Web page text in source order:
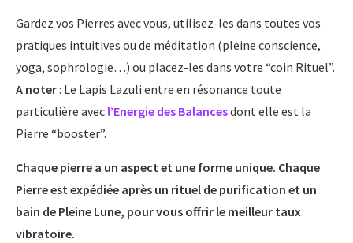
Gardez vos Pierres avec vous, utilisez-les dans toutes vos
pratiques intuitives ou de méditation (pleine conscience,
yoga, sophrologie…) ou placez-les dans votre “coin Rituel”.
A noter: Le Lapis Lazuli entre en résonance toute
particulière avec l’Energie des Balancesdont elle est la
Pierre “booster”.
Chaque pierre a un aspect et une forme unique. Chaque
Pierre est expédiée après un rituel de purification et un
bain de Pleine Lune, pour vous offrir le meilleur taux
vibratoire.